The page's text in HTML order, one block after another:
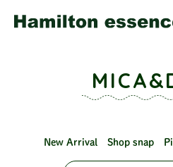
New Arrival Shop snap